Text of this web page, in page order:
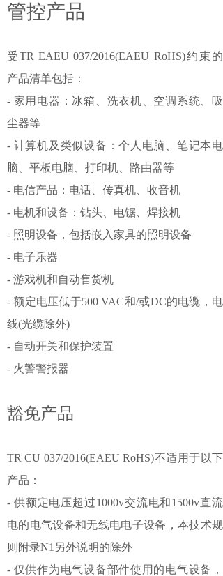
管控产品
受TR EAEU 037/2016(EAEU RoHS)约束的
产品清单包括：
- 家用电器：冰箱、洗衣机、空调系统、吸
尘器等
- 计算机及类似设备：个人电脑、笔记本电
脑、平板电脑、打印机、路由器等
- 电信产品：电话、传真机、收音机
- 电机和设备：钻头、电锯、焊接机
- 照明设备，包括嵌入家具的照明设备
- 电子乐器
- 游戏机和自动售货机
- 额定电压低于500 VAC和/或DC的电缆，电
线(光缆除外)
- 自动开关和保护装置
- 火警警报器
豁免产品
TR CU 037/2016(EAEU RoHS)不适用于以下
产品：
- 供额定电压超过1000v交流电和1500v直流
电的电气设备和无线电电子设备，本技术规
则附录N1另外说明的除外
- 仅供作为电气设备部件使用的电气设备，